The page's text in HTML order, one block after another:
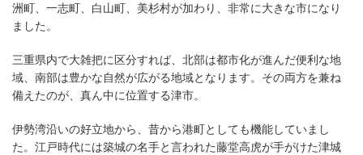
洲町、一志町、白山町、美杉村が加わり、非常に大きな市になり
ました。
三重県内で大雑把に区分すれば、北部は都市化が進んだ便利な地
域、南部は豊かな自然が広がる地域となります。その両方を兼ね
備えたのが、真ん中に位置する津市。
伊勢湾沿いの好立地から、昔から港町としても機能していまし
た。江戸時代には築城の名手と言われた藤堂高虎が手がけた津城